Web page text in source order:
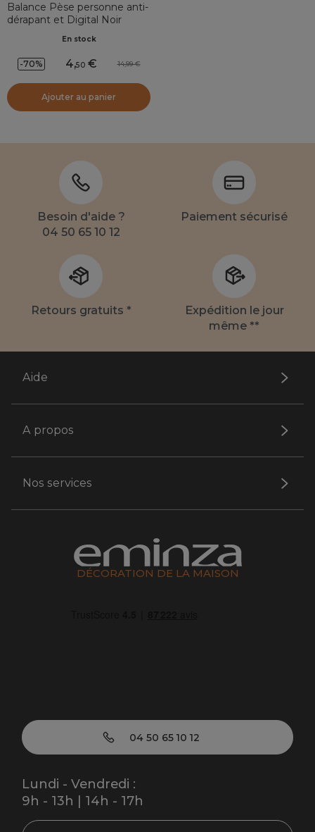
Balance Pèse personne anti-
dérapant et Digital Noir
En stock
-70% 4,50 14,99
Ajouter au panier
Besoin d'aide ?
04 50 65 10 12
Paiement sécurisé
Retours gratuits *
Expédition le jour
même **
Aide
A propos
Nos services
DÉCORATION DE LA MAISON
04 50 65 10 12
Lundi - Vendredi :
9h - 13h | 14h - 17h